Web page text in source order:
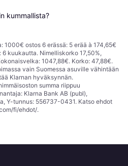
kummallista?
1000€ ostos 6 erässä: 5 erää à 174,65€
kuukautta. Nimelliskorko 17,50%,
1047,88€. Korko: 47,88€.
vain Suomessa asuville vähintään
Klarnan hyväksynnän.
summa riippuu
Klarna Bank AB (publ),
Y-tunnus: 556737-0431. Katso ehdot
fi/ehdot/.